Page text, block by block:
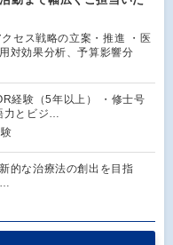
セス戦略の立案・推進 ・医
対効果分析、予算影響分
経験（5年以上） ・修士号
力とビジ…
的な治療法の創出を目指